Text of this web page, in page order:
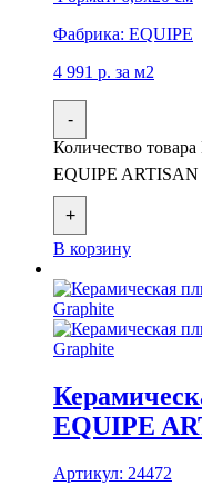
Фабрика: EQUIPE
4 991 р. за м2
-
Количество
EQUIPE ARTISAN
+
В корзину
EQUIPE
Артикул: 24472